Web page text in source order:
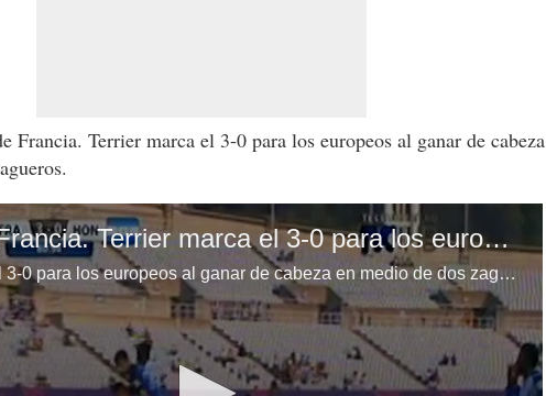
Francia. Terrier marca el 3-0 para los europeos al ganar de cabeza
Goool de Francia. Terrier marca el 3-0 para los europeos al ganar de cabeza en medio de dos zagueros
Terrier marca el 3-0 para los europeos al ganar de cabeza en medio de dos zagueros.